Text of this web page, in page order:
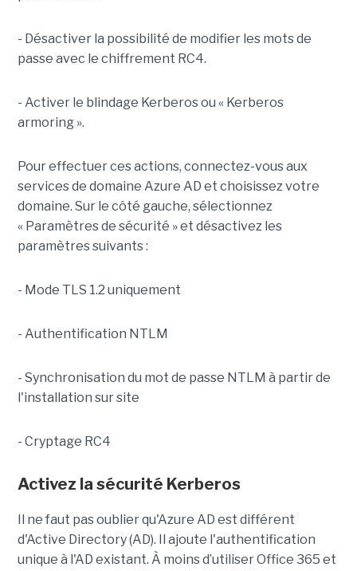
- Désactiver la possibilité de modifier les mots de
passe avec le chiffrement RC4.
- Activer le blindage Kerberos ou « Kerberos
armoring ».
Pour effectuer ces actions, connectez-vous aux
services de domaine Azure AD et choisissez votre
domaine. Sur le côté gauche, sélectionnez
« Paramètres de sécurité » et désactivez les
paramètres suivants :
- Mode TLS 1.2 uniquement
- Authentification NTLM
- Synchronisation du mot de passe NTLM à partir de
l'installation sur site
- Cryptage RC4
Activez la sécurité Kerberos
Il ne faut pas oublier qu'Azure AD est différent
d'Active Directory (AD). Il ajoute l'authentification
unique à l'AD existant. À moins d’utiliser Office 365 et